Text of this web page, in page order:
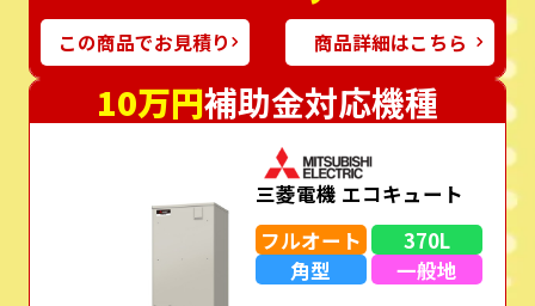
この商品でお見積り 商品詳細はこちら
10万円補助金対応機種
三菱電機 エコキュート
フルオート
370L
角型
一般地